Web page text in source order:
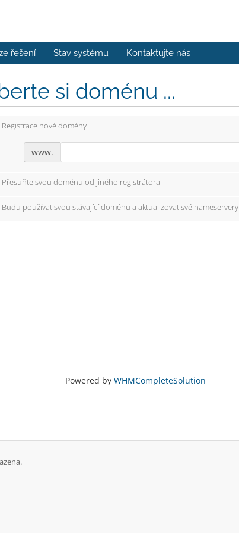
řešení Stav systému Kontaktujte nás
si doménu ...
Registrace nové domény
www.
Přesuňte svou doménu od jiného registrátora
Budu používat svou stávající doménu a aktualizovat své nameservery
Powered by WHMCompleteSolution